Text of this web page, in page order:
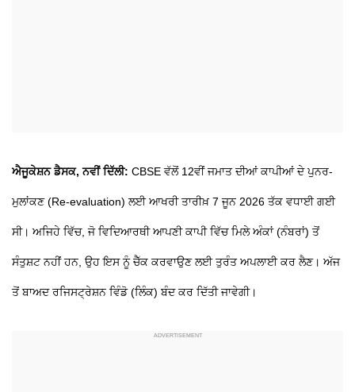
ਐਜੂਕੇਸ਼ਨ ਡੈਸਕ, ਨਵੀਂ ਦਿੱਲੀ: CBSE ਵੱਲੋਂ 12ਵੀਂ ਜਮਾਤ ਦੀਆਂ ਕਾਪੀਆਂ ਦੇ ਪੁਨਰ-
ਮੁਲਾਂਕਣ (Re-evaluation) ਲਈ ਆਖਰੀ ਤਾਰੀਖ਼ 7 ਜੂਨ 2026 ਤੱਕ ਵਧਾਈ ਗਈ
ਸੀ। ਅਜਿਹੇ ਵਿੱਚ, ਜੋ ਵਿਦਿਆਰਥੀ ਆਪਣੀ ਕਾਪੀ ਵਿੱਚ ਮਿਲੇ ਅੰਕਾਂ (ਨੰਬਰਾਂ) ਤੋਂ
ਸੰਤੁਸ਼ਟ ਨਹੀਂ ਹਨ, ਉਹ ਇਸ ਨੂੰ ਚੈੱਕ ਕਰਵਾਉਣ ਲਈ ਤੁਰੰਤ ਅਪਲਾਈ ਕਰ ਲੈਣ। ਅੱਜ
ਤੋਂ ਬਾਅਦ ਰਜਿਸਟ੍ਰੇਸ਼ਨ ਵਿੰਡੋ (ਲਿੰਕ) ਬੰਦ ਕਰ ਦਿੱਤੀ ਜਾਵੇਗੀ।